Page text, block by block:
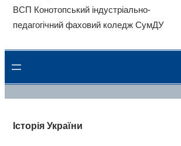
ВСП Конотопський індустріально-
педагогічний фаховий коледж СумДУ
Історія України